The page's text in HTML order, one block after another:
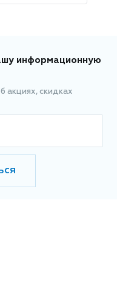
информационную
акциях, скидках